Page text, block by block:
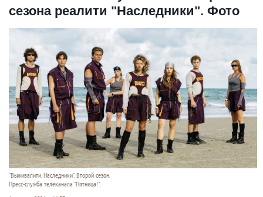
сезона реалити "Наследники". Фото
"Выживалити. Наследники". Второй сезон.
Пресс-служба телеканала "Пятница!".